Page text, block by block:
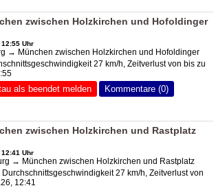
zwischen Holzkirchen und Hofoldinger
Uhr
→ München zwischen Holzkirchen und Hofoldinger
27 km/h, Zeitverlust von bis zu
als beendet melden Kommentare (0)
zwischen Holzkirchen und Rastplatz
Uhr
→ München zwischen Holzkirchen und Rastplatz
Durchschnittsgeschwindigkeit 27 km/h, Zeitverlust von
12:41